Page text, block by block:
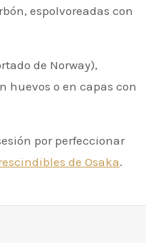
espolvoreadas con
de Norway),
huevos o en capas con
por perfeccionar
de Osaka.